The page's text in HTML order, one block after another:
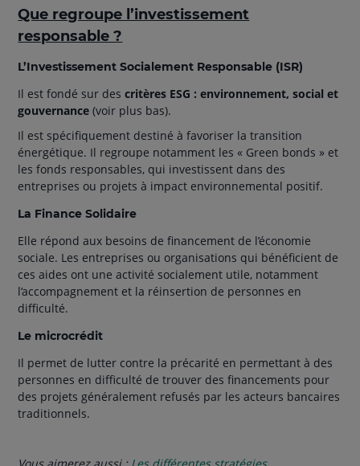
Que regroupe l’investissement
responsable ?
L’Investissement Socialement Responsable (ISR)
Il est fondé sur descritères ESG : environnement, social et
gouvernance (voir plus bas).
Il est spécifiquement destiné à favoriser la transition
énergétique. Il regroupe notamment les « Green bonds » et
les fonds responsables, qui investissent dans des
entreprises ou projets à impact environnemental positif.
La Finance Solidaire
Elle répond aux besoins de financement de l’économie
sociale. Les entreprises ou organisations qui bénéficient de
ces aides ont une activité socialement utile, notamment
l’accompagnement et la réinsertion de personnes en
difficulté.
Le microcrédit
Il permet de lutter contre la précarité en permettant à des
personnes en difficulté de trouver des financements pour
des projets généralement refusés par les acteurs bancaires
traditionnels.